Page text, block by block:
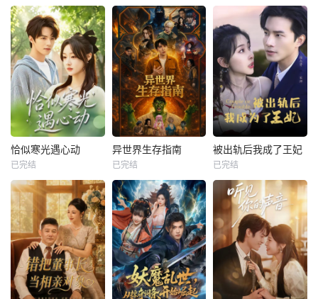
恰似寒光遇心动
已完结
异世界生存指南
已完结
被出轨后我成了王妃
已完结